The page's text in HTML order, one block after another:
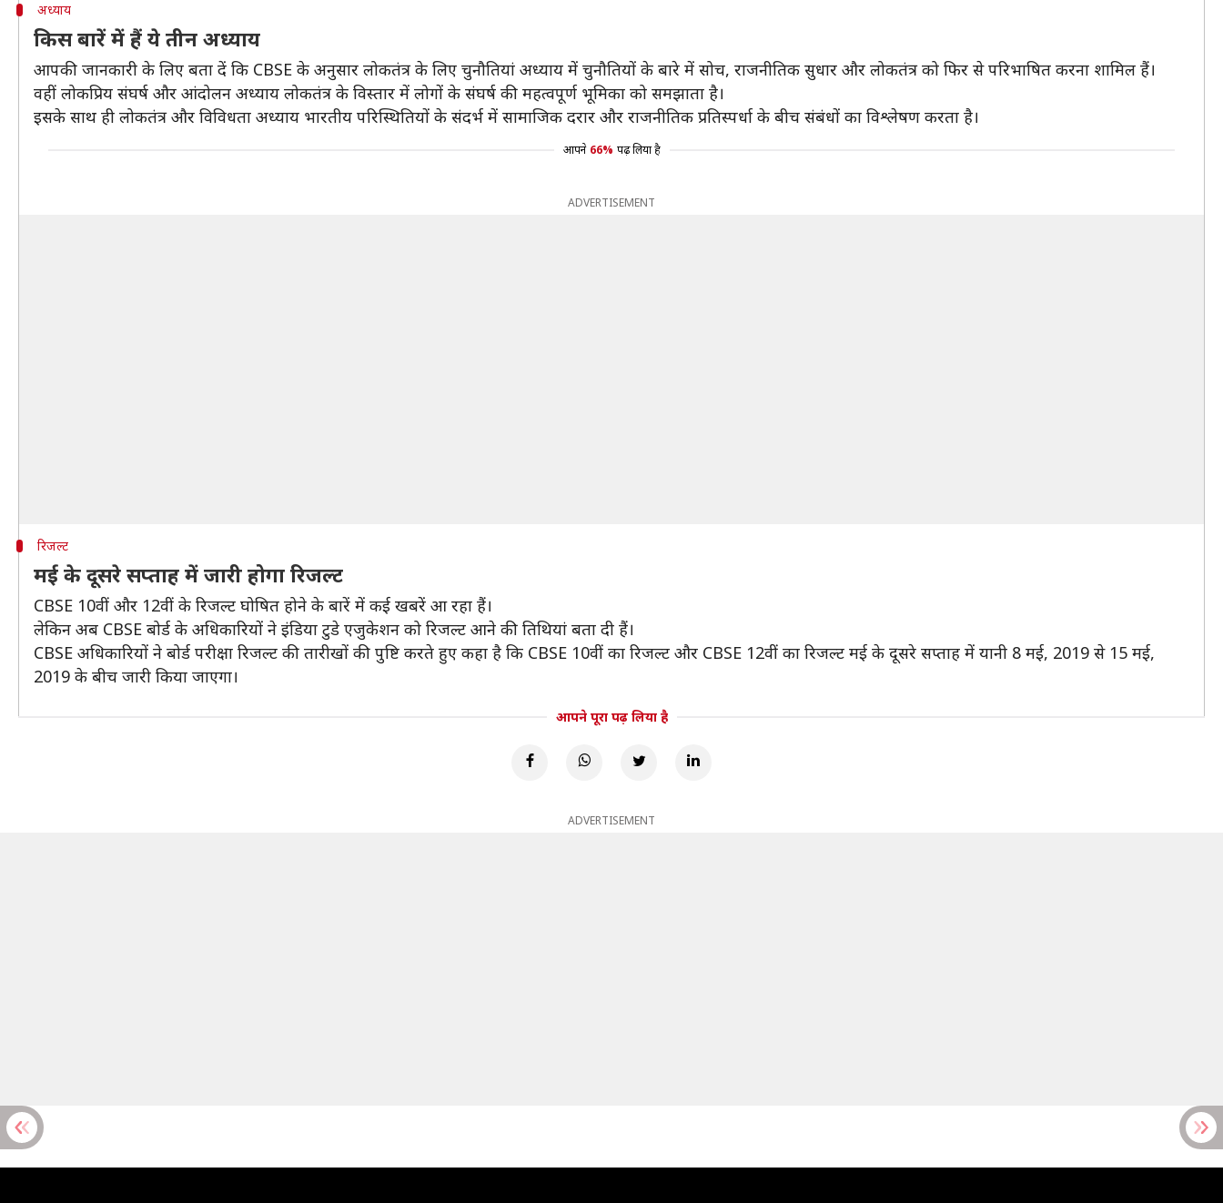
अध्याय
किस बारें में हैं ये तीन अध्याय
आपकी जानकारी के लिए बता दें कि CBSE के अनुसार लोकतंत्र के लिए चुनौतियां अध्याय में चुनौतियों के बारे में सोच, राजनीतिक सुधार और लोकतंत्र को फिर से परिभाषित करना शामिल हैं।
वहीं लोकप्रिय संघर्ष और आंदोलन अध्याय लोकतंत्र के विस्तार में लोगों के संघर्ष की महत्वपूर्ण भूमिका को समझाता है।
इसके साथ ही लोकतंत्र और विविधता अध्याय भारतीय परिस्थितियों के संदर्भ में सामाजिक दरार और राजनीतिक प्रतिस्पर्धा के बीच संबंधों का विश्लेषण करता है।
आपने 66% पढ़ लिया है
ADVERTISEMENT
रिजल्ट
मई के दूसरे सप्ताह में जारी होगा रिजल्ट
CBSE 10वीं और 12वीं के रिजल्ट घोषित होने के बारें में कई खबरें आ रहा हैं।
लेकिन अब CBSE बोर्ड के अधिकारियों ने इंडिया टुडे एजुकेशन को रिजल्ट आने की तिथियां बता दी हैं।
CBSE अधिकारियों ने बोर्ड परीक्षा रिजल्ट की तारीखों की पुष्टि करते हुए कहा है कि CBSE 10वीं का रिजल्ट और CBSE 12वीं का रिजल्ट मई के दूसरे सप्ताह में यानी 8 मई, 2019 से 15 मई,
2019 के बीच जारी किया जाएगा।
आपने पूरा पढ़ लिया है
ADVERTISEMENT